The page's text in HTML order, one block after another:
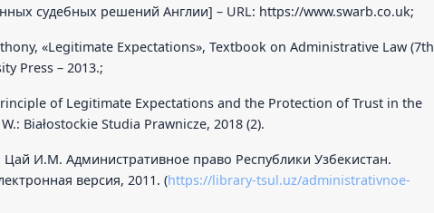
судебных решений Англии] – URL: https://www.swarb.co.uk;
«Legitimate Expectations», Textbook on Administrative Law (7th
Press – 2013.;
of Legitimate Expectations and the Protection of Trust in the
Białostockie Studia Prawnicze, 2018 (2).
И.М. Административное право Республики Узбекистан.
версия, 2011. (https://library-tsul.uz/administrativnoe-